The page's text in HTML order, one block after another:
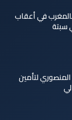
في أعقاب
سبتة
لتأمين